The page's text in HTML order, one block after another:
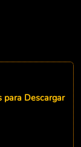
para Descargar